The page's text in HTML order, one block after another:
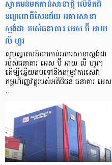
ស្វាគមន៍មកកាន់សាខាថ្មី លើទឹកដី
ខណ្ឌពោធិ៍សែនជ័យ អគារសាខា
ស្តង់ដា របស់ធនាគារ អេស ប៊ី អាយ
លី ហួរ
សូមស្វាគមន៍មកកាន់អគារសាខាស្តង់ដា
របស់ធនាគារ អេស ប៊ី អាយ លី ហួរ។
ដើម្បីឆ្លើយតបទៅនឹងតម្រូវការសេវា
កម្មហិរញ្ញវត្ថុរបស់អតិថិជន ធនាគារ អេស
…